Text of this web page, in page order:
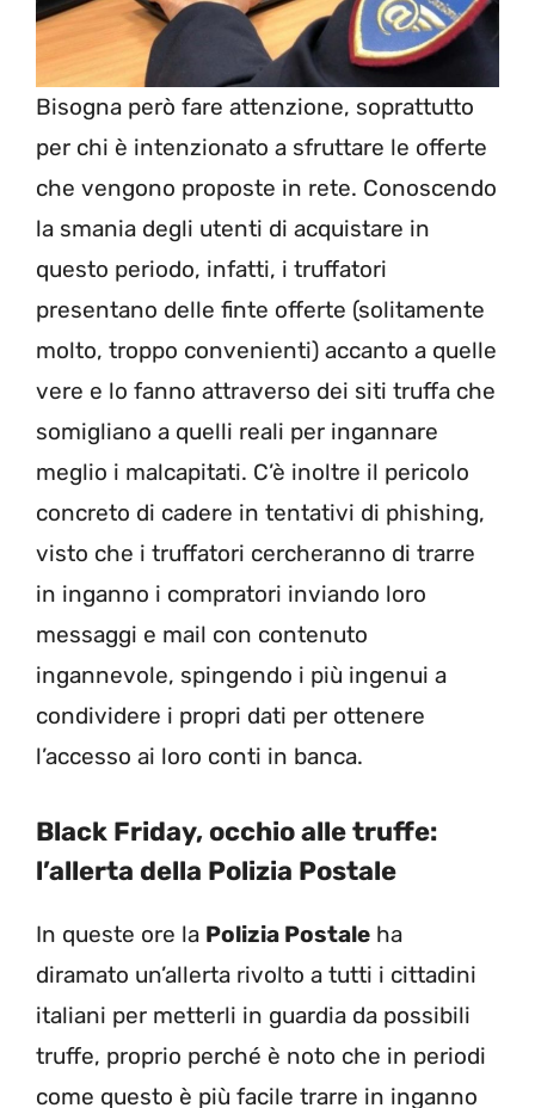
Bisogna però fare attenzione, soprattutto
per chi è intenzionato a sfruttare le offerte
che vengono proposte in rete. Conoscendo
la smania degli utenti di acquistare in
questo periodo, infatti, i truffatori
presentano delle finte offerte (solitamente
molto, troppo convenienti) accanto a quelle
vere e lo fanno attraverso dei siti truffa che
somigliano a quelli reali per ingannare
meglio i malcapitati. C’è inoltre il pericolo
concreto di cadere in tentativi di phishing,
visto che i truffatori cercheranno di trarre
in inganno i compratori inviando loro
messaggi e mail con contenuto
ingannevole, spingendo i più ingenui a
condividere i propri dati per ottenere
l’accesso ai loro conti in banca.
Black Friday, occhio alle truffe:
l’allerta della Polizia Postale
In queste ore la Polizia Postale ha
diramato un’allerta rivolto a tutti i cittadini
italiani per metterli in guardia da possibili
truffe, proprio perché è noto che in periodi
come questo è più facile trarre in inganno